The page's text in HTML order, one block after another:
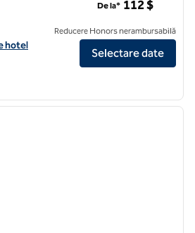
DoubleTree by Hilton Hotel Sterling -
hotel
De la* 112 $
Reducere Honors nerambursabilă
Selectare date